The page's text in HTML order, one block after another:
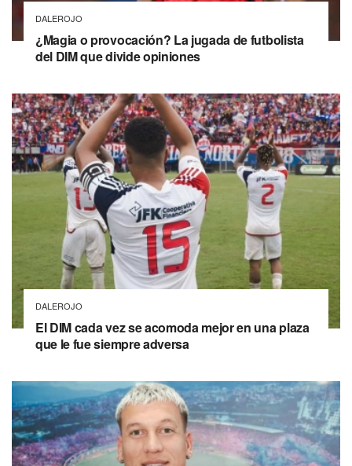
DALEROJO
¿Magia o provocación? La jugada de futbolista
del DIM que divide opiniones
DALEROJO
El DIM cada vez se acomoda mejor en una plaza
que le fue siempre adversa